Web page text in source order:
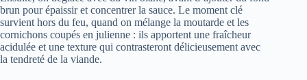
brun pour épaissir et concentrer la sauce. Le moment clé
survient hors du feu, quand on mélange la moutarde et les
cornichons coupés en julienne : ils apportent une fraîcheur
acidulée et une texture qui contrasteront délicieusement avec
la tendreté de la viande.